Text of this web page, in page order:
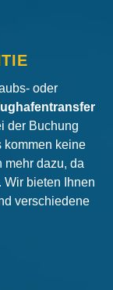
oder
der Buchung
kommen keine
mehr dazu, da
Wir bieten Ihnen
verschiedene